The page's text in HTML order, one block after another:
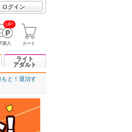
ログイン
UP!
購入 カート
ライト
アダルト
と！退治す